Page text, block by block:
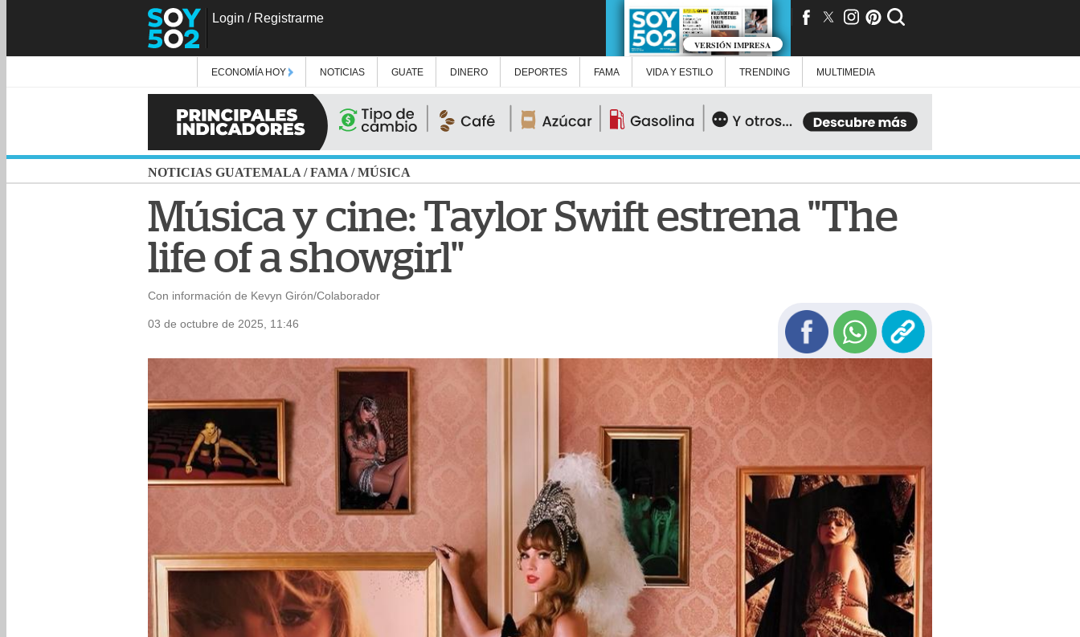
Login / Registrarme
VERSIÓN IMPRESA
ECONOMÍA HOY NOTICIAS GUATE DINERO DEPORTES FAMA VIDA Y ESTILO TRENDING MULTIMEDIA
NOTICIAS GUATEMALA /FAMA /MÚSICA
Música y cine: Taylor Swift estrena "The
life of a showgirl"
Con información de Kevyn Girón/Colaborador
03 de octubre de 2025, 11:46